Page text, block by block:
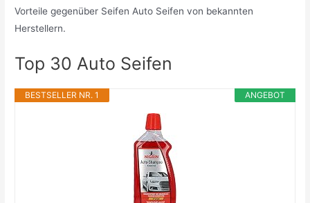
Vorteile gegenüber Seifen Auto Seifen von bekannten
Herstellern.
Top 30 Auto Seifen
ANGEBOT
BESTSELLER NR. 1